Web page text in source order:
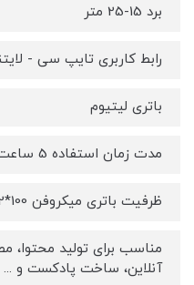
برد 15-25 متر
رابط کاربری تایپ سی -
باتری لیتیوم
مدت زمان استفاده 5 ساعت
ظرفیت باتری میکروفن 100*2 میلی آمپرساعت
مناسب برای تولید محتوا،
آنلاین، ساخت پادکست و ...